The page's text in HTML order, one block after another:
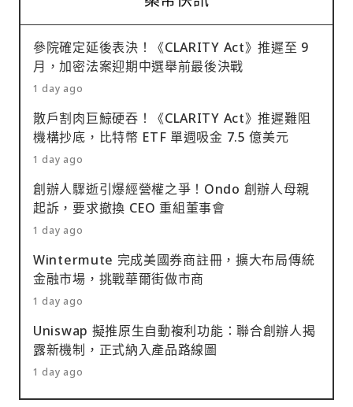
參院確定延後表決！《CLARITY Act》推遲至 9
月，加密法案迎期中選舉前最後決戰
1 day ago
散戶割肉巨鯨硬吞！《CLARITY Act》推遲難阻
機構抄底，比特幣 ETF 單週吸金 7.5 億美元
1 day ago
創辦人驟逝引爆經營權之爭！Ondo 創辦人母親
起訴，要求撤換 CEO 重組董事會
1 day ago
Wintermute 完成美國券商註冊，擴大布局傳統
金融市場，挑戰華爾街做市商
1 day ago
Uniswap 擬推原生自動複利功能：聯合創辦人揭
露新機制，正式納入產品路線圖
1 day ago